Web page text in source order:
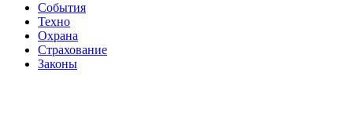
События
Техно
Охрана
Страхование
Законы